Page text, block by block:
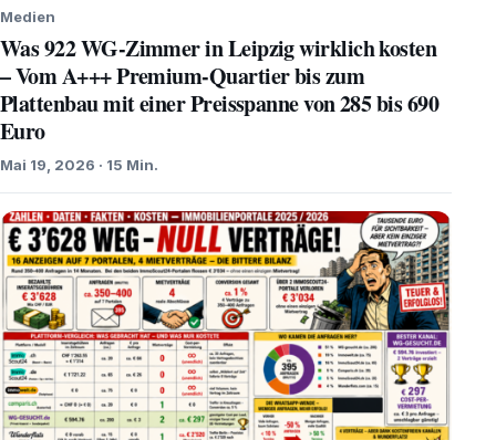
Medien
Was 922 WG-Zimmer in Leipzig wirklich kosten
– Vom A+++ Premium-Quartier bis zum
Plattenbau mit einer Preisspanne von 285 bis 690
Euro
Mai 19, 2026 · 15 Min.